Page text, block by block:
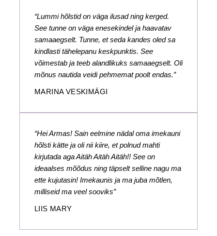
“Lummi hõlstid on väga ilusad ning kerged.
See tunne on väga enesekindel ja haavatav
samaaegselt. Tunne, et seda kandes oled sa
kindlasti tähelepanu keskpunktis. See
võimestab ja teeb alandlikuks samaaegselt. Oli
mõnus nautida veidi pehmemat poolt endas.”
MARINA VESKIMÄGI
“Hei Armas! Sain eelmine nädal oma imekauni
hõlsti kätte ja oli nii kiire, et polnud mahti
kirjutada aga Aitäh Aitäh Aitäh!! See on
ideaalses mõõdus ning täpselt selline nagu ma
ette kujutasin! Imekaunis ja ma juba mõtlen,
milliseid ma veel sooviks”
LIIS MARY